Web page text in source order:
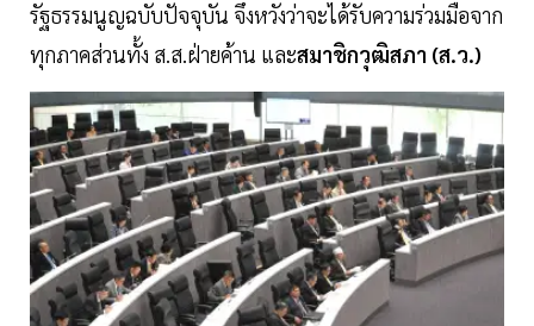
รัฐธรรมนูญฉบับปัจจุบัน จึงหวังว่าจะได้รับความร่วมมือจาก
ทุกภาคส่วนทั้ง ส.ส.ฝ่ายค้าน และสมาชิกวุฒิสภา (ส.ว.)